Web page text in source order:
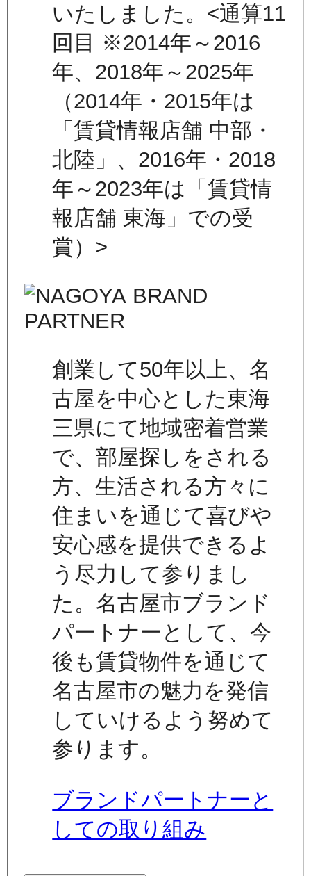
いたしました。<通算11
回目 ※2014年～2016
年、2018年～2025年
（2014年・2015年は
「賃貸情報店舗 中部・
北陸」、2016年・2018
年～2023年は「賃貸情
報店舗 東海」での受
賞）>
創業して50年以上、名
古屋を中心とした東海
三県にて地域密着営業
で、部屋探しをされる
方、生活される方々に
住まいを通じて喜びや
安心感を提供できるよ
う尽力して参りまし
た。名古屋市ブランド
パートナーとして、今
後も賃貸物件を通じて
名古屋市の魅力を発信
していけるよう努めて
参ります。
ブランドパートナーと
しての取り組み